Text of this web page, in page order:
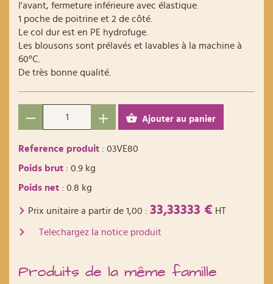
l'avant, fermeture inférieure avec élastique.
1 poche de poitrine et 2 de côté.
Le col dur est en PE hydrofuge.
Les blousons sont prélavés et lavables à la machine à
60°C.
De très bonne qualité.
Ajouter au panier
Reference produit : 03VE80
Poids brut : 0.9 kg
Poids net : 0.8 kg
Prix unitaire a partir de 1,00 : 33,33333 € HT
Telechargez la notice produit
Produits de la même famille